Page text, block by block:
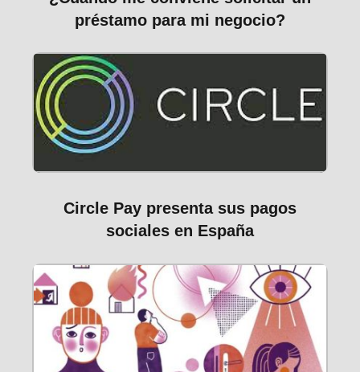
préstamo para mi negocio?
Circle Pay presenta sus pagos
sociales en España